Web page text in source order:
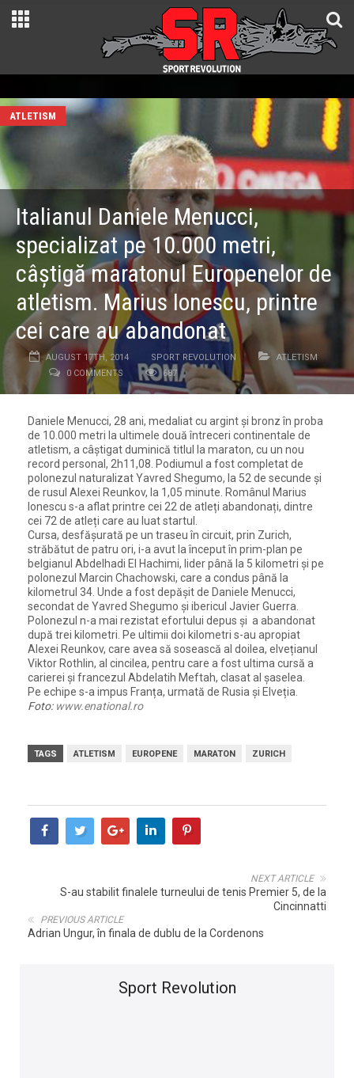
ATLETISM
Italianul Daniele Menucci,
specializat pe 10.000 metri,
câștigă maratonul Europenelor de
atletism. Marius Ionescu, printre
cei care au abandonat
AUGUST 17TH, 2014 SPORT REVOLUTION
ATLETISM
0 COMMENTS
687
Daniele Menucci, 28 ani, medaliat cu argint și bronz în proba
de 10.000 metri la ultimele două întreceri continentale de
atletism, a câștigat duminică titlul la maraton, cu un nou
record personal, 2h11,08. Podiumul a fost completat de
polonezul naturalizat Yavred Shegumo, la 52 de secunde și
de rusul Alexei Reunkov, la 1,05 minute. Românul Marius
Ionescu s-a aflat printre cei 22 de atleți abandonați, dintre
cei 72 de atleți care au luat startul.
Cursa, desfășurată pe un traseu în circuit, prin Zurich,
străbătut de patru ori, i-a avut la început în prim-plan pe
belgianul Abdelhadi El Hachimi, lider până la 5 kilometri și pe
polonezul Marcin Chachowski, care a condus până la
kilometrul 34. Unde a fost depășit de Daniele Menucci,
secondat de Yavred Shegumo și ibericul Javier Guerra.
Polonezul n-a mai rezistat efortului depus și a abandonat
după trei kilometri. Pe ultimii doi kilometri s-au apropiat
Alexei Reunkov, care avea să sosească al doilea, elvețianul
Viktor Rothlin, al cincilea, pentru care a fost ultima cursă a
carierei și francezul Abdelatih Meftah, clasat al șaselea.
Pe echipe s-a impus Franța, urmată de Rusia și Elveția.
Foto: www.enational.ro
TAGS ATLETISM EUROPENE MARATON ZURICH
NEXT ARTICLE
S-au stabilit finalele turneului de tenis Premier 5, de la
Cincinnatti
PREVIOUS ARTICLE
Adrian Ungur, în finala de dublu de la Cordenons
Sport Revolution